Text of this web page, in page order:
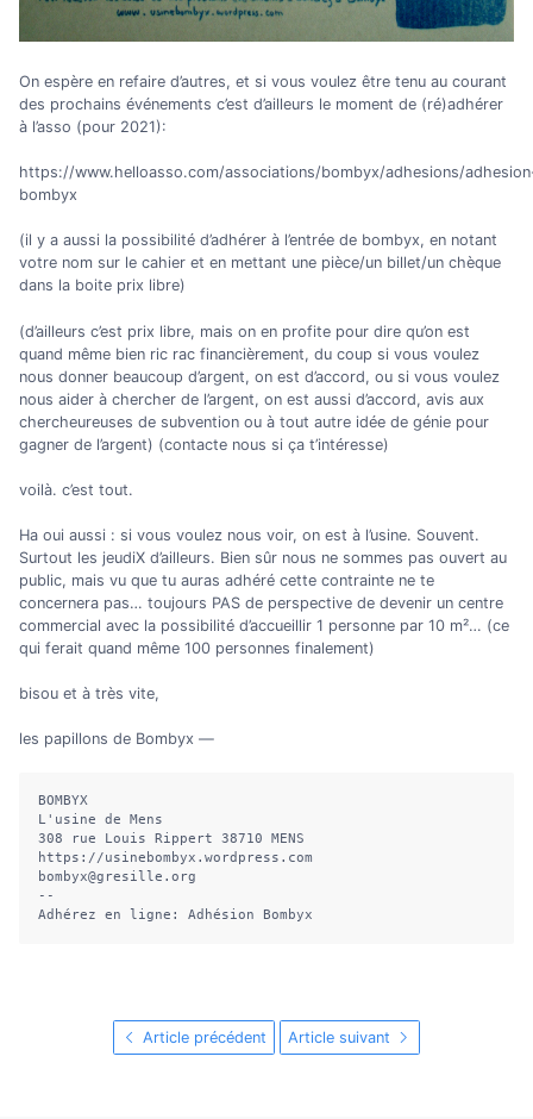
On espère en refaire d’autres, et si vous voulez être tenu au courant
des prochains événements c’est d’ailleurs le moment de (ré)adhérer
à l’asso (pour 2021):
https://www.helloasso.com/associations/bombyx/adhesions/
bombyx
(il y a aussi la possibilité d’adhérer à l’entrée de bombyx, en notant
votre nom sur le cahier et en mettant une pièce/un billet/un chèque
dans la boite prix libre)
(d’ailleurs c’est prix libre, mais on en profite pour dire qu’on est
quand même bien ric rac financièrement, du coup si vous voulez
nous donner beaucoup d’argent, on est d’accord, ou si vous voulez
nous aider à chercher de l’argent, on est aussi d’accord, avis aux
chercheureuses de subvention ou à tout autre idée de génie pour
gagner de l’argent) (contacte nous si ça t’intéresse)
voilà. c’est tout.
Ha oui aussi : si vous voulez nous voir, on est à l’usine. Souvent.
Surtout les jeudiX d’ailleurs. Bien sûr nous ne sommes pas ouvert au
public, mais vu que tu auras adhéré cette contrainte ne te
concernera pas… toujours PAS de perspective de devenir un centre
commercial avec la possibilité d’accueillir 1 personne par 10 m²… (ce
qui ferait quand même 100 personnes finalement)
bisou et à très vite,
les papillons de Bombyx —
BOMBYX
L'usine de Mens
308 rue Louis Rippert 38710 MENS
https://usinebombyx.wordpress.com
bombyx@gresille.org
--
Adhérez en ligne: Adhésion Bombyx
Article précédent Article suivant